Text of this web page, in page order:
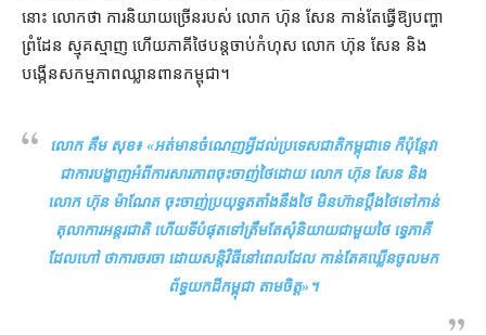
នោះ លោក​ថា ការ​និយាយ​ច្រើន​របស់ លោក ហ៊ុន សែន កាន់តែ​ធ្វើ​ឱ្យ​បញ្ហា​
ព្រំដែន ស្មុគស្មាញ ហើយ​ភាគី​ថៃ​បន្ត​ចាប់កំហុស លោក ហ៊ុន សែន និង
បង្កើន​សកម្មភាព​ឈ្លានពាន​កម្ពុជា។
លោក គឹម សុខ៖ «អត់​មាន​ចំណេញ​អ្វី​ដល់​ប្រទេសជាតិ​កម្ពុជា​ទេ ក៏ប៉ុន្តែ​វា​
ជា​ការ​បង្ហាញ​អំពី​ការ​សារភាព​ចុះចាញ់​ថៃ​ដោយ លោក ហ៊ុន សែន និង
លោក ហ៊ុន ម៉ាណែត ចុះចាញ់​ប្រយុទ្ធ​តតាំង​នឹង​ថៃ មិន​ហ៊ាន​ប្ដឹង​ថៃ​ទៅកាន់​
តុលាការអន្តរជាតិ ហើយ​ទីបំផុត​ទៅ​ត្រឹមតែ​សុំ​និយាយ​ជាមួយ​ថៃ ទ្វេភាគី​
ដែល​ហៅ ថា​ការចរចា ដោយ​សន្តិវិធី​នៅ​ពេល​ដែល កាន់តែ​គឃ្លើន​ចូល​មក​
ព័ទ្ធ​យក​ដី​កម្ពុជា តាមចិត្ត»។